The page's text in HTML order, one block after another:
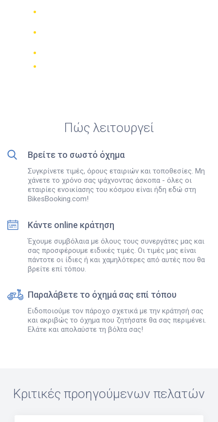
Πώς λειτουργεί
Βρείτε το σωστό όχημα
Συγκρίνετε τιμές, όρους εταιριών και τοποθεσίες. Μη
χάνετε το χρόνο σας ψάχνοντας άσκοπα - όλες οι
εταιρίες ενοικίασης του κόσμου είναι ήδη εδώ στη
BikesBooking.com!
Κάντε online κράτηση
Έχουμε συμβόλαια με όλους τους συνεργάτες μας και
σας προσφέρουμε ειδικές τιμές. Οι τιμές μας είναι
πάντοτε οι ίδιες ή και χαμηλότερες από αυτές που θα
βρείτε επί τόπου.
Παραλάβετε το όχημά σας επί τόπου
Ειδοποιούμε τον πάροχο σχετικά με την κράτησή σας
και ακριβώς το όχημα που ζητήσατε θα σας περιμένει.
Ελάτε και απολαύστε τη βόλτα σας!
Κριτικές προηγούμενων πελατών